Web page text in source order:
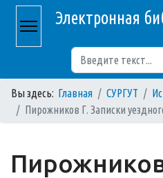
Электронная
Вы здесь: Главная СУРГУТ
Пирожников Г. Записки